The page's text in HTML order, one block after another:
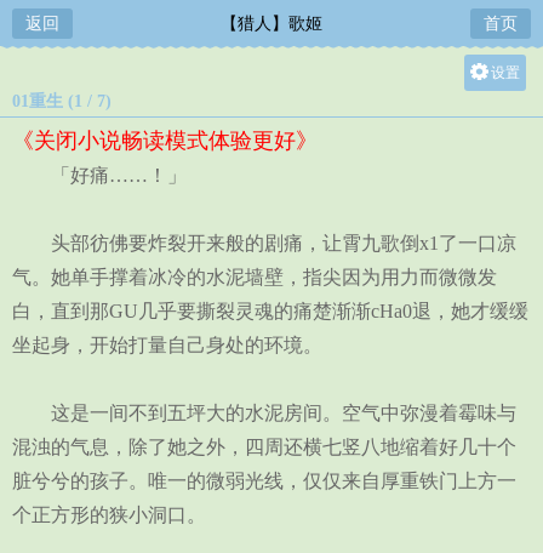
返回 【猎人】歌姬 首页
设置
01重生 (1 / 7)
《关闭小说畅读模式体验更好》
「好痛……！」
头部彷佛要炸裂开来般的剧痛，让霄九歌倒x1了一口凉
气。她单手撑着冰冷的水泥墙壁，指尖因为用力而微微发
白，直到那GU几乎要撕裂灵魂的痛楚渐渐cHa0退，她才缓缓
坐起身，开始打量自己身处的环境。
这是一间不到五坪大的水泥房间。空气中弥漫着霉味与
混浊的气息，除了她之外，四周还横七竖八地缩着好几十个
脏兮兮的孩子。唯一的微弱光线，仅仅来自厚重铁门上方一
个正方形的狭小洞口。